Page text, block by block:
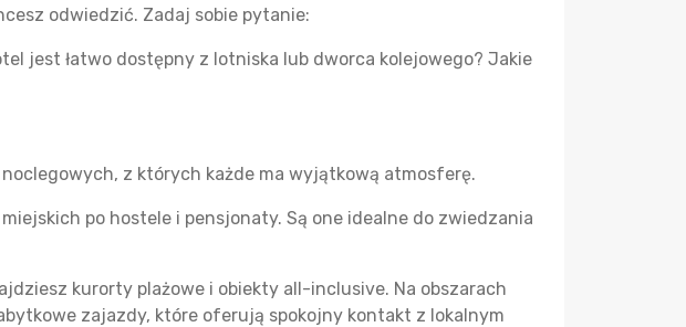
odwiedzić. Zadaj sobie pytanie:
jest łatwo dostępny z lotniska lub dworca kolejowego? Jakie
z których każde ma wyjątkową atmosferę.
po hostele i pensjonaty. Są one idealne do zwiedzania
kurorty plażowe i obiekty all-inclusive. Na obszarach
zajazdy, które oferują spokojny kontakt z lokalnym